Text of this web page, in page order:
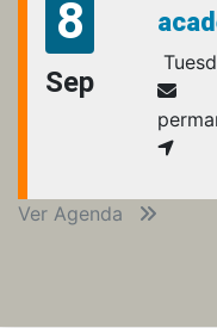
8
Sep
Ver Agenda